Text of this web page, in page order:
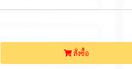
สั่งซื้อ